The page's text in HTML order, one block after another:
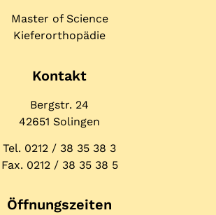
Master of Science
Kieferorthopädie
Kontakt
Bergstr. 24
42651 Solingen
Tel. 0212 / 38 35 38 3
Fax. 0212 / 38 35 38 5
Öffnungs­zeiten